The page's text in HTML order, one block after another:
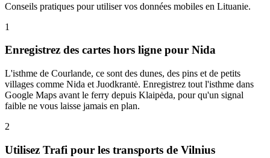
Conseils pratiques pour utiliser vos données mobiles en Lituanie.
1
Enregistrez des cartes hors ligne pour Nida
L'isthme de Courlande, ce sont des dunes, des pins et de petits
villages comme Nida et Juodkrantė. Enregistrez tout l'isthme dans
Google Maps avant le ferry depuis Klaipėda, pour qu'un signal
faible ne vous laisse jamais en plan.
2
Utilisez Trafi pour les transports de Vilnius